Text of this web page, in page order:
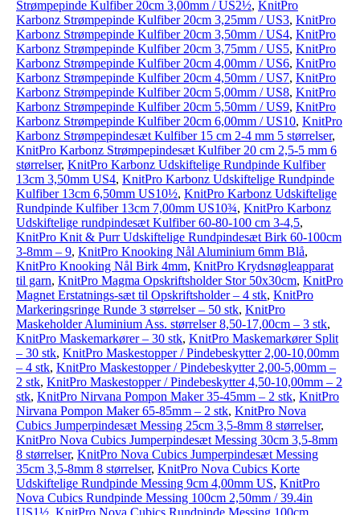
Strømpepinde Kulfiber 20cm 3,00mm / US2½, KnitPro
Karbonz Strømpepinde Kulfiber 20cm 3,25mm / US3, KnitPro
Karbonz Strømpepinde Kulfiber 20cm 3,50mm / US4, KnitPro
Karbonz Strømpepinde Kulfiber 20cm 3,75mm / US5, KnitPro
Karbonz Strømpepinde Kulfiber 20cm 4,00mm / US6, KnitPro
Karbonz Strømpepinde Kulfiber 20cm 4,50mm / US7, KnitPro
Karbonz Strømpepinde Kulfiber 20cm 5,00mm / US8, KnitPro
Karbonz Strømpepinde Kulfiber 20cm 5,50mm / US9, KnitPro
Karbonz Strømpepinde Kulfiber 20cm 6,00mm / US10, KnitPro
Karbonz Strømpepindesæt Kulfiber 15 cm 2-4 mm 5 størrelser,
KnitPro Karbonz Strømpepindesæt Kulfiber 20 cm 2,5-5 mm 6
størrelser, KnitPro Karbonz Udskiftelige Rundpinde Kulfiber
13cm 3,50mm US4, KnitPro Karbonz Udskiftelige Rundpinde
Kulfiber 13cm 6,50mm US10½, KnitPro Karbonz Udskiftelige
Rundpinde Kulfiber 13cm 7,00mm US10¾, KnitPro Karbonz
Udskiftelige rundpindesæt Kulfiber 60-80-100 cm 3-4,5,
KnitPro Knit & Purr Udskiftelige Rundpindesæt Birk 60-100cm
3-8mm – 9, KnitPro Knooking Nål Aluminium 6mm Blå,
KnitPro Knooking Nål Birk 4mm, KnitPro Krydsnøgleapparat
til garn, KnitPro Magma Opskriftsholder Stor 50x30cm, KnitPro
Magnet Erstatnings-sæt til Opskriftsholder – 4 stk, KnitPro
Markeringsringe Runde 3 størrelser – 50 stk, KnitPro
Maskeholder Aluminium Ass. størrelser 8,50-17,00cm – 3 stk,
KnitPro Maskemarkører – 30 stk, KnitPro Maskemarkører Split
– 30 stk, KnitPro Maskestopper / Pindebeskytter 2,00-10,00mm
– 4 stk, KnitPro Maskestopper / Pindebeskytter 2,00-5,00mm –
2 stk, KnitPro Maskestopper / Pindebeskytter 4,50-10,00mm – 2
stk, KnitPro Nirvana Pompon Maker 35-45mm – 2 stk, KnitPro
Nirvana Pompon Maker 65-85mm – 2 stk, KnitPro Nova
Cubics Jumperpindesæt Messing 25cm 3,5-8mm 8 størrelser,
KnitPro Nova Cubics Jumperpindesæt Messing 30cm 3,5-8mm
8 størrelser, KnitPro Nova Cubics Jumperpindesæt Messing
35cm 3,5-8mm 8 størrelser, KnitPro Nova Cubics Korte
Udskiftelige Rundpinde Messing 9cm 4,00mm US, KnitPro
Nova Cubics Rundpinde Messing 100cm 2,50mm / 39.4in
US1½, KnitPro Nova Cubics Rundpinde Messing 100cm